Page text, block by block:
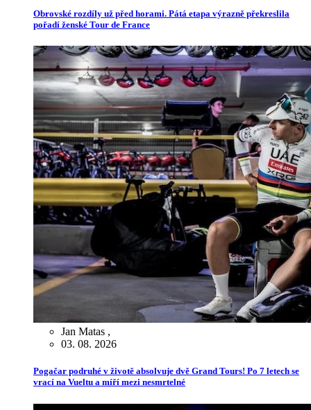
Obrovské rozdíly už před horami. Pátá etapa výrazně překreslila
pořadí ženské Tour de France
Jan Matas ,
03. 08. 2026
Pogačar podruhé v životě absolvuje dvě Grand Tours! Po 7 letech se
vrací na Vueltu a míří mezi nesmrtelné